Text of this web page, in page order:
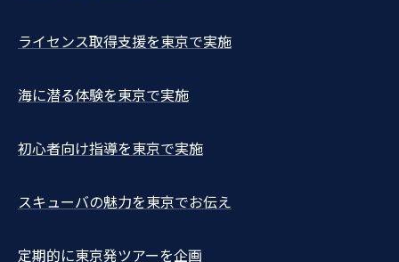
ライセンス取得支援を東京で実施
海に潜る体験を東京で実施
初心者向け指導を東京で実施
スキューバの魅力を東京でお伝え
定期的に東京発ツアーを企画